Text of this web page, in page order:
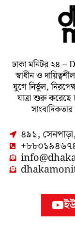
ঢাকা মনিটর ২৪
স্বাধীন ও
যুগে নির্ভুল,
যাত্রা শুরু করেছে
৪৯১,